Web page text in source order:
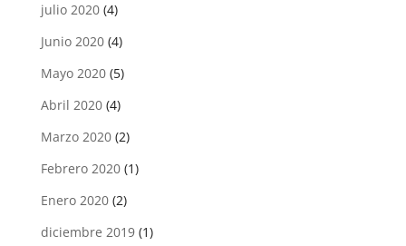
julio 2020(4)
Junio 2020(4)
Mayo 2020(5)
Abril 2020(4)
Marzo 2020(2)
Febrero 2020(1)
Enero 2020(2)
diciembre 2019(1)